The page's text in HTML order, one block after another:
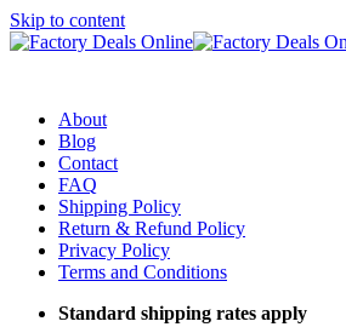
Skip to content
About
Blog
Contact
FAQ
Shipping Policy
Return & Refund Policy
Privacy Policy
Terms and Conditions
Standard shipping rates apply